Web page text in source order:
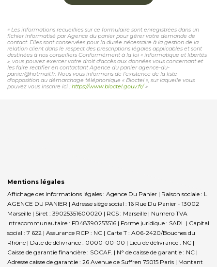
« Les informations recueillies sur ce formulaire sont enregistrées dans un
fichier informatisé par Agence du panier pour gérer votre demande de
contact. Elles sont conservées pour la durée nécessaire à la gestion de la
relation client dans le respect des prescriptions légales applicables et sont
destinées à nos conseillers Conformément à la loi « informatique et libertés
», vous pouvez exercer votre droit d'accès aux données vous concernant et
les faire rectifier en contactant Agence du panier agence-du-
panier@hotmail.fr. Nous vous informons de l'existence de la liste
d'opposition au démarchage téléphonique « Bloctel », sur laquelle vous
pouvez vous inscrire ici : https://www.bloctel.gouv.fr/»
Mentions légales
Affichage des informations légales : Agence Du Panier | Raison sociale : L
AGENCE DU PANIER | Adresse siège social : 16 Rue Du Panier - 13002
Marseille | Siret : 39025351600020 | RCS : Marseille | Numero TVA
Intracommunautaire : FR48390253516 | Forme juridique : SARL | Capital
social : 7 622 | Assurance RCP : NC | Carte T : A06-2420/Bouches du
Rhône | Date de délivrance : 0000-00-00 | Lieu de délivrance : NC |
Caisse de garantie financière : SOCAF. | N° de caisse de garantie : NC |
Adresse caisse de garantie : 26 Avenue de Suffren 75015 Paris | Montant